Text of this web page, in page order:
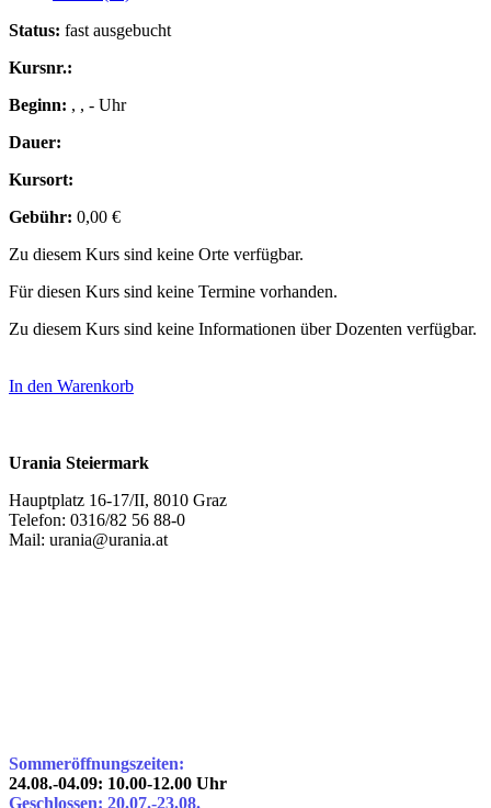
Status: fast ausgebucht
Kursnr.:
Beginn: , , - Uhr
Dauer:
Kursort:
Gebühr: 0,00 €
Zu diesem Kurs sind keine Orte verfügbar.
Für diesen Kurs sind keine Termine vorhanden.
Zu diesem Kurs sind keine Informationen über Dozenten verfügbar.
In den Warenkorb
Urania Steiermark
Hauptplatz 16-17/II, 8010 Graz
Telefon: 0316/82 56 88-0
Mail: urania@urania.at
Sommeröffnungszeiten:
24.08.-04.09: 10.00-12.00 Uhr
Geschlossen: 20.07.-23.08.